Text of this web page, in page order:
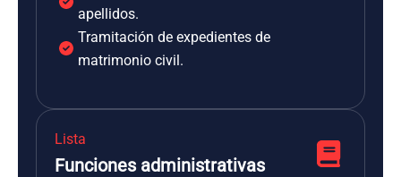
apellidos.
Tramitación de expedientes de
matrimonio civil.
Lista
Funciones administrativas